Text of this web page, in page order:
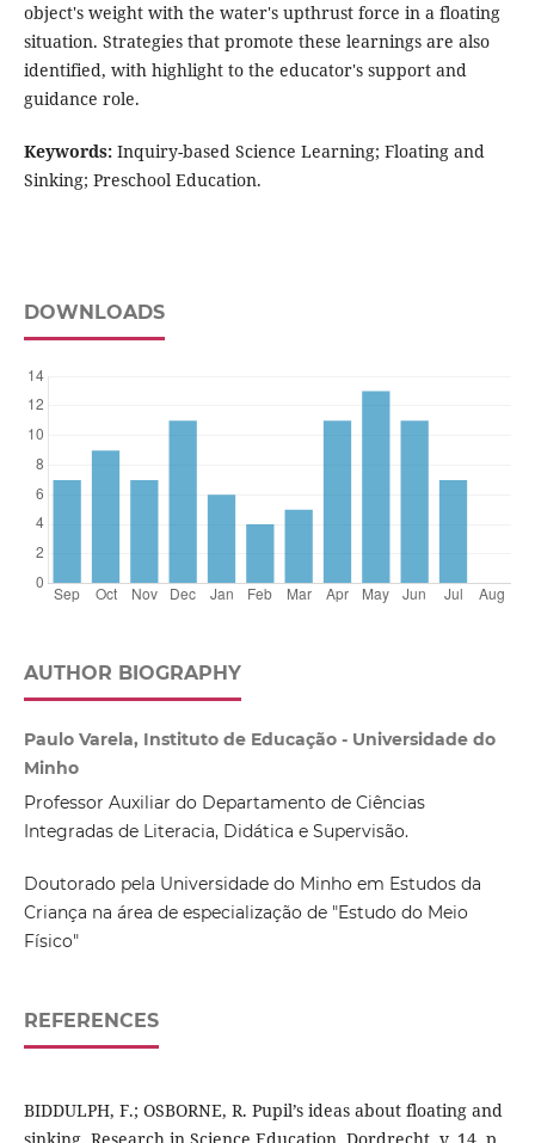
object's weight with the water's upthrust force in a floating
situation. Strategies that promote these learnings are also
identified, with highlight to the educator's support and
guidance role.
Keywords: Inquiry-based Science Learning; Floating and
Sinking; Preschool Education.
DOWNLOADS
AUTHOR BIOGRAPHY
Paulo Varela, Instituto de Educação - Universidade do
Minho
Professor Auxiliar do Departamento de Ciências
Integradas de Literacia, Didática e Supervisão.
Doutorado pela Universidade do Minho em Estudos da
Criança na área de especialização de "Estudo do Meio
Físico"
REFERENCES
BIDDULPH, F.; OSBORNE, R. Pupil’s ideas about floating and